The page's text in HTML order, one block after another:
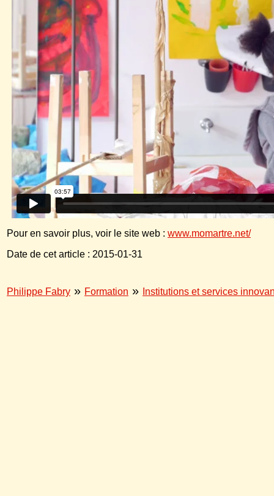
Pour en savoir plus, voir le site web : www.momartre.net/
Date de cet article : 2015-01-31
Philippe Fabry » Formation » Institutions et services